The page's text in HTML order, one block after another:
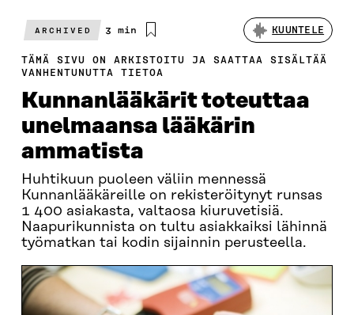
ARCHIVED
Arvioitu
3 min KUUNTELE
TÄMÄ SIVU ON ARKISTOITU JA SAATTAA SISÄLTÄÄ
VANHENTUNUTTA TIETOA
Kunnanlääkärit toteuttaa
unelmaansa lääkärin
ammatista
Huhtikuun puoleen väliin mennessä
Kunnanlääkäreille on rekisteröitynyt runsas
1 400 asiakasta, valtaosa kiuruvetisiä.
Naapurikunnista on tultu asiakkaiksi lähinnä
työmatkan tai kodin sijainnin perusteella.